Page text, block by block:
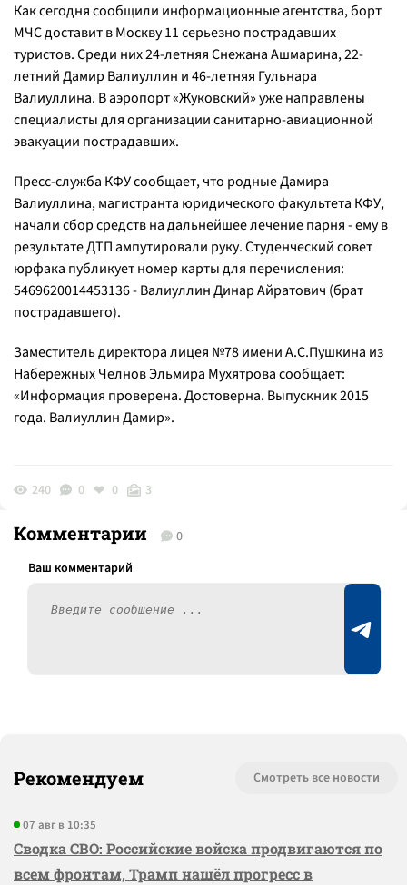
Как сегодня сообщили информационные агентства, борт
МЧС доставит в Москву 11 серьезно пострадавших
туристов. Среди них 24-летняя Снежана Ашмарина, 22-
летний Дамир Валиуллин и 46-летняя Гульнара
Валиуллина. В аэропорт «Жуковский» уже направлены
специалисты для организации санитарно-авиационной
эвакуации пострадавших.
Пресс-служба КФУ сообщает, что родные Дамира
Валиуллина, магистранта юридического факультета КФУ,
начали сбор средств на дальнейшее лечение парня - ему в
результате ДТП ампутировали руку. Студенческий совет
юрфака публикует номер карты для перечисления:
5469620014453136 - Валиуллин Динар Айратович (брат
пострадавшего).
Заместитель директора лицея №78 имени А.С.Пушкина из
Набережных Челнов Эльмира Мухятрова сообщает:
«Информация проверена. Достоверна. Выпускник 2015
года. Валиуллин Дамир».
240 0 0 3
Комментарии 0
Рекомендуем Смотреть все новости
07 авг в 10:35
Сводка СВО: Российские войска продвигаются по
всем фронтам, Трамп нашёл прогресс в